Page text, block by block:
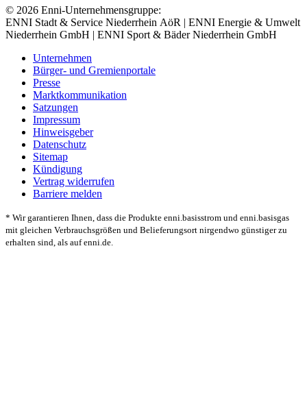
© 2026 Enni-Unternehmensgruppe:
ENNI Stadt & Service Niederrhein AöR | ENNI Energie & Umwelt
Niederrhein GmbH | ENNI Sport & Bäder Niederrhein GmbH
Unternehmen
Bürger- und Gremienportale
Presse
Marktkommunikation
Satzungen
Impressum
Hinweisgeber
Datenschutz
Sitemap
Kündigung
Vertrag widerrufen
Barriere melden
* Wir garantieren Ihnen, dass die Produkte enni.basisstrom und enni.basisgas
mit gleichen Verbrauchsgrößen und Belieferungsort nirgendwo günstiger zu
erhalten sind, als auf enni.de.